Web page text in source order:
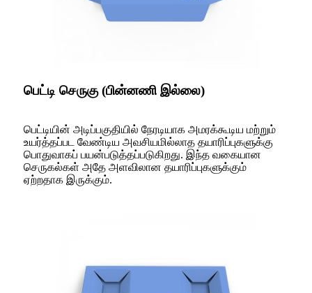
பெட்டி செருகு (பின்னணி இல்லை)
பெட்டியின் அடிப்பகுதியில் நேரடியாக அமரக்கூடிய மற்றும்
உயர்த்தப்பட வேண்டிய அவசியமில்லாத தயாரிப்புகளுக்கு
பொதுவாகப் பயன்படுத்தப்படுகிறது. இந்த வகையான
செருகல்கள் அதே அளவிலான தயாரிப்புகளுக்கும்
ஏற்றதாக இருக்கும்.